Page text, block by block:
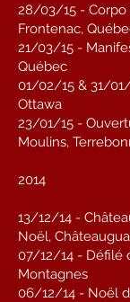
28/03/15 - Corpo
Frontenac,
21/03/15 -
Québec
01/02/15 & 31/
Ottawa
23/01/15 -
Moulins,
2014
13/12/14 -
Noël,
07/12/14 - Défilé
Montagnes
06/12/14 - Noël